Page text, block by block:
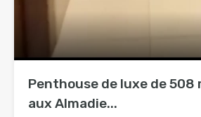
Penthouse de luxe de 508
aux Almadie...